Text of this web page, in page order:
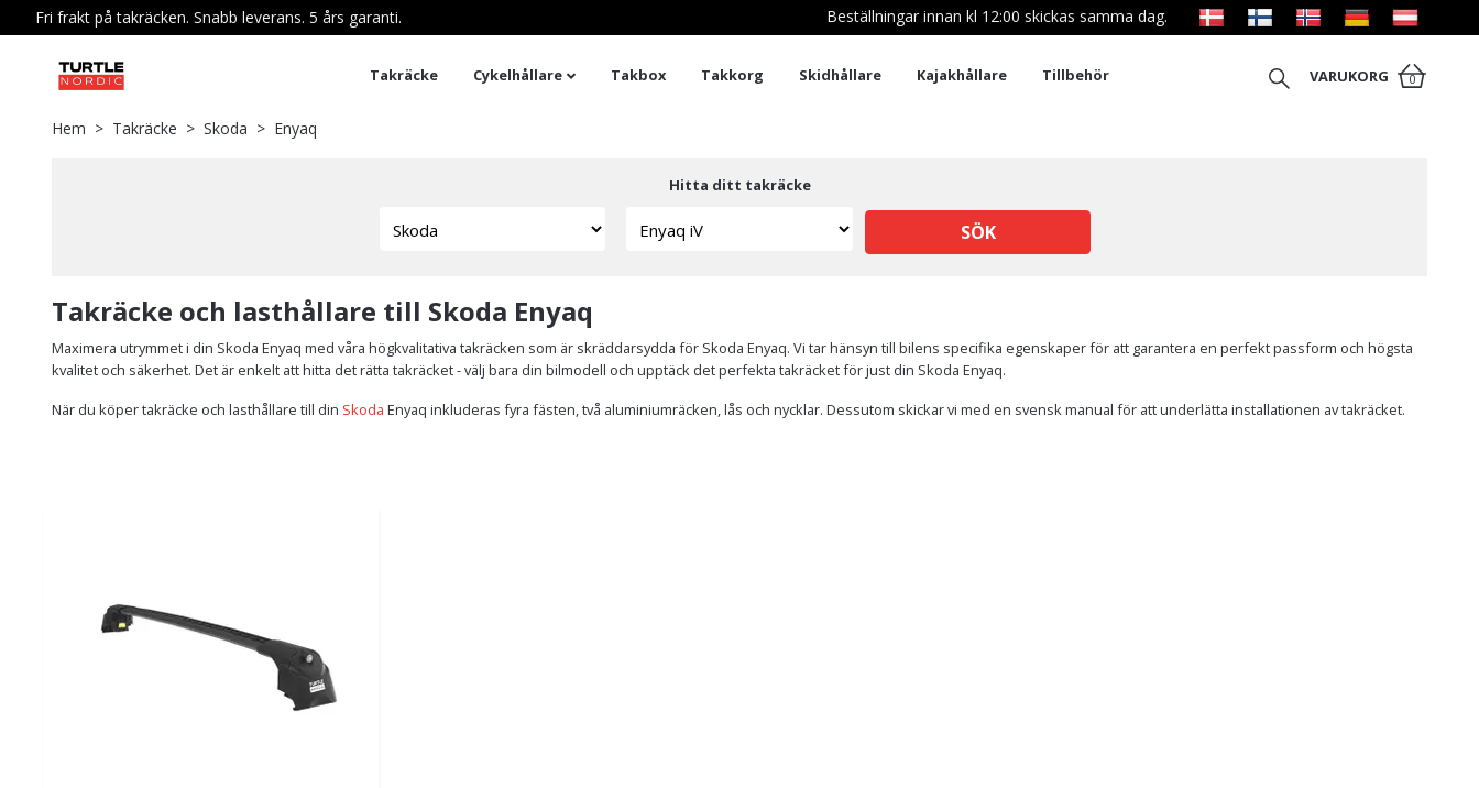
Fri frakt på takräcken. Snabb leverans. 5 års garanti. Beställningar innan kl 12:00 skickas samma dag.
Takräcke Cykelhållare Takbox Takkorg Skidhållare Kajakhållare Tillbehör VARUKORG 0
Hem Takräcke Skoda Enyaq
Hitta ditt takräcke
SÖK
Takräcke och lasthållare till Skoda Enyaq
Maximera utrymmet i din Skoda Enyaq med våra högkvalitativa takräcken som är skräddarsydda för Skoda Enyaq. Vi tar hänsyn till bilens specifika egenskaper för att garantera en perfekt passform och högsta
kvalitet och säkerhet. Det är enkelt att hitta det rätta takräcket - välj bara din bilmodell och upptäck det perfekta takräcket för just din Skoda Enyaq.
När du köper takräcke och lasthållare till din Skoda Enyaq inkluderas fyra fästen, två aluminiumräcken, lås och nycklar. Dessutom skickar vi med en svensk manual för att underlätta installationen av takräcket.